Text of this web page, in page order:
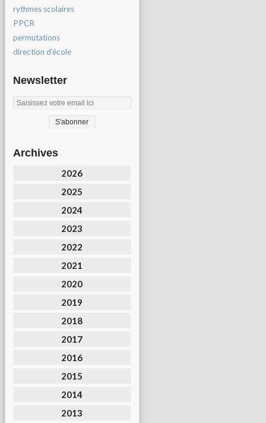
rythmes scolaires
PPCR
permutations
direction d'école
Newsletter
Archives
2026
2025
2024
2023
2022
2021
2020
2019
2018
2017
2016
2015
2014
2013